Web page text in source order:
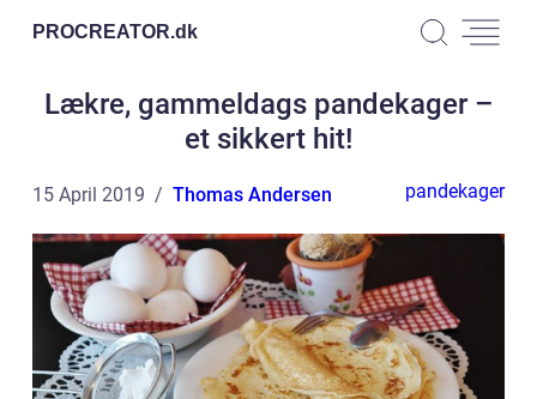
PROCREATOR.dk
Lækre, gammeldags pandekager –
et sikkert hit!
15 April 2019 Thomas Andersen pandekager